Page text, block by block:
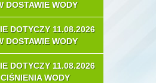
DOSTAWIE WODY
DOTYCZY 11.08.2026
DOSTAWIE WODY
DOTYCZY 11.08.2026
WODY